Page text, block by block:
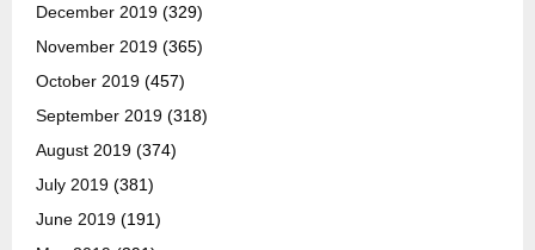
December 2019 (329)
November 2019 (365)
October 2019 (457)
September 2019 (318)
August 2019 (374)
July 2019 (381)
June 2019 (191)